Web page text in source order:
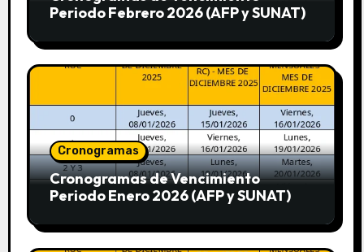
Periodo Febrero 2026 (AFP y SUNAT)
Cronogramas
Cronogramas de Vencimiento
Periodo Enero 2026 (AFP y SUNAT)